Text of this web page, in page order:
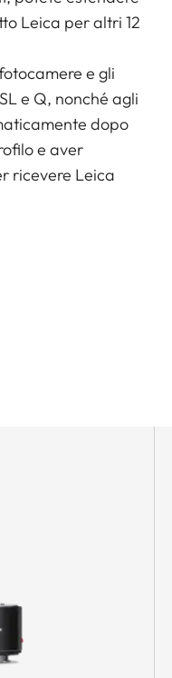
Leica per altri 12
e gli
e Q, nonché agli
dopo
e aver
ricevere Leica